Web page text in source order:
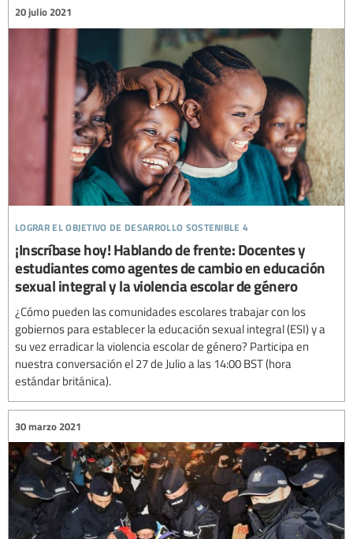
lograr el objetivo de desarrollo sostenible 4
20 julio 2021
¡Inscríbase hoy! Hablando de frente: Docentes y
estudiantes como agentes de cambio en educación
sexual integral y la violencia escolar de género
¿Cómo pueden las comunidades escolares trabajar con los
gobiernos para establecer la educación sexual integral (ESI) y a
su vez erradicar la violencia escolar de género? Participa en
nuestra conversación el 27 de Julio a las 14:00 BST (hora
estándar británica).
30 marzo 2021